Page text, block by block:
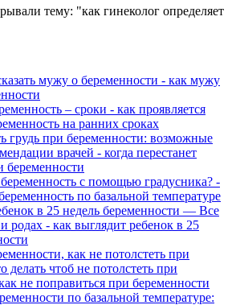
тему: "как гинеколог определяет
мужу о беременности - как мужу
– сроки - как проявляется
на ранних сроках
грудь при беременности: возможные
врачей - когда перестанет
беременности
с помощью градусника? -
по базальной температуре
в 25 недель беременности — Все
родах - как выглядит ребенок в 25
как не потолстеть при
делать чтоб не потолстеть при
не поправиться при беременности
по базальной температуре: